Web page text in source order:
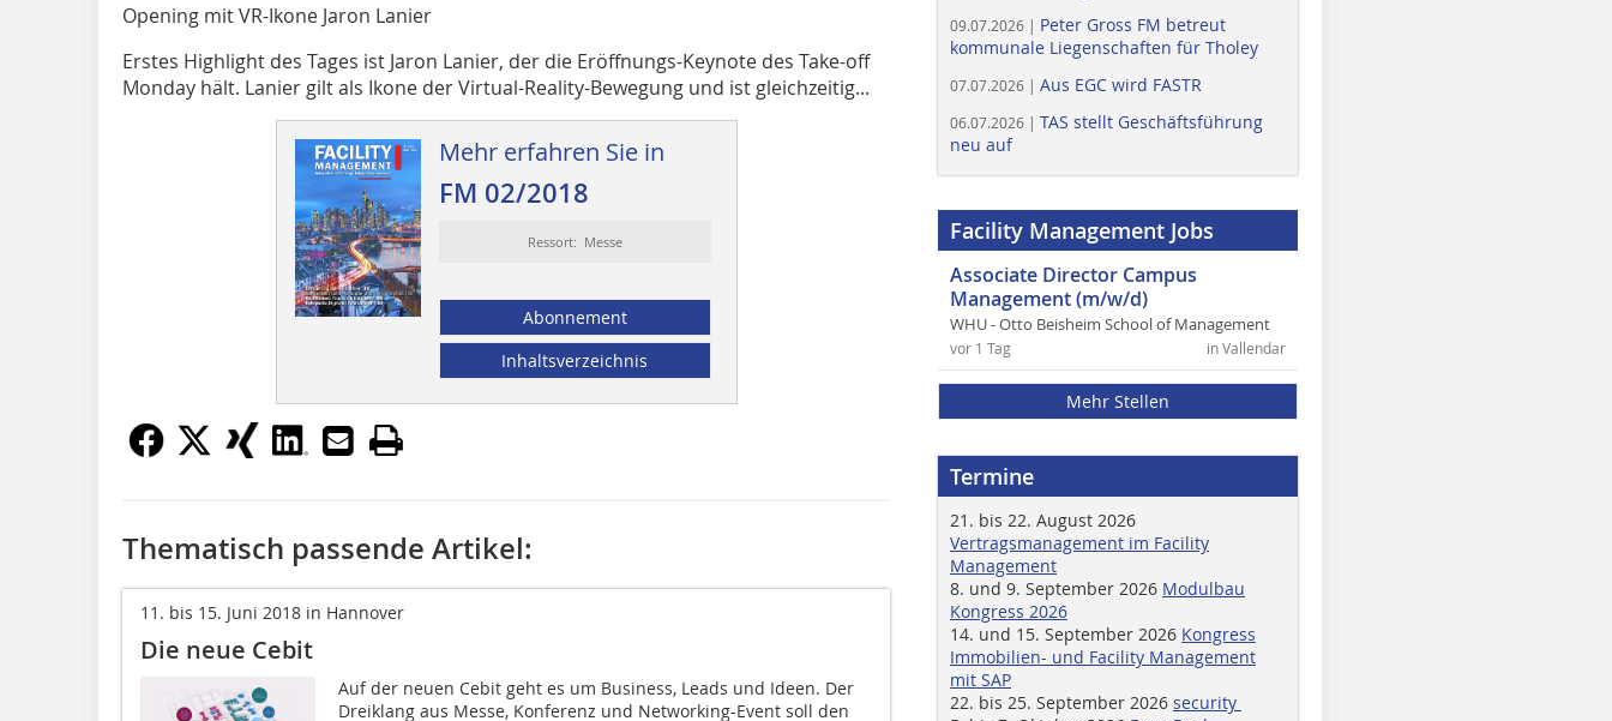
Opening mit VR-Ikone Jaron Lanier
Erstes Highlight des Tages ist Jaron Lanier, der die Eröffnungs-Keynote des Take-off
Monday hält. Lanier gilt als Ikone der Virtual-Reality-Bewegung und ist gleichzeitig...
Mehr erfahren Sie in
FM 02/2018
Ressort: Messe
Abonnement
Inhaltsverzeichnis
Thematisch passende Artikel:
11. bis 15. Juni 2018 in Hannover
Die neue Cebit
Auf der neuen Cebit geht es um Business, Leads und Ideen. Der
Dreiklang aus Messe, Konferenz und Networking-Event soll den
09.07.2026 | Peter Gross FM betreut
kommunale Liegenschaften für Tholey
07.07.2026 | Aus EGC wird FASTR
06.07.2026 | TAS stellt Geschäftsführung
neu auf
Facility Management Jobs
Associate Director Campus
Management (m/w/d)
WHU - Otto Beisheim School of Management
in Vallendar
vor 1 Tag
Mehr Stellen
Termine
21. bis 22. August 2026
Vertragsmanagement im Facility
Management
8. und 9. September 2026 Modulbau
Kongress 2026
14. und 15. September 2026 Kongress
Immobilien- und Facility Management
mit SAP
22. bis 25. September 2026 security